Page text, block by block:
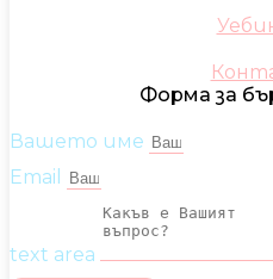
Форма за
Вашето име
Email
text area